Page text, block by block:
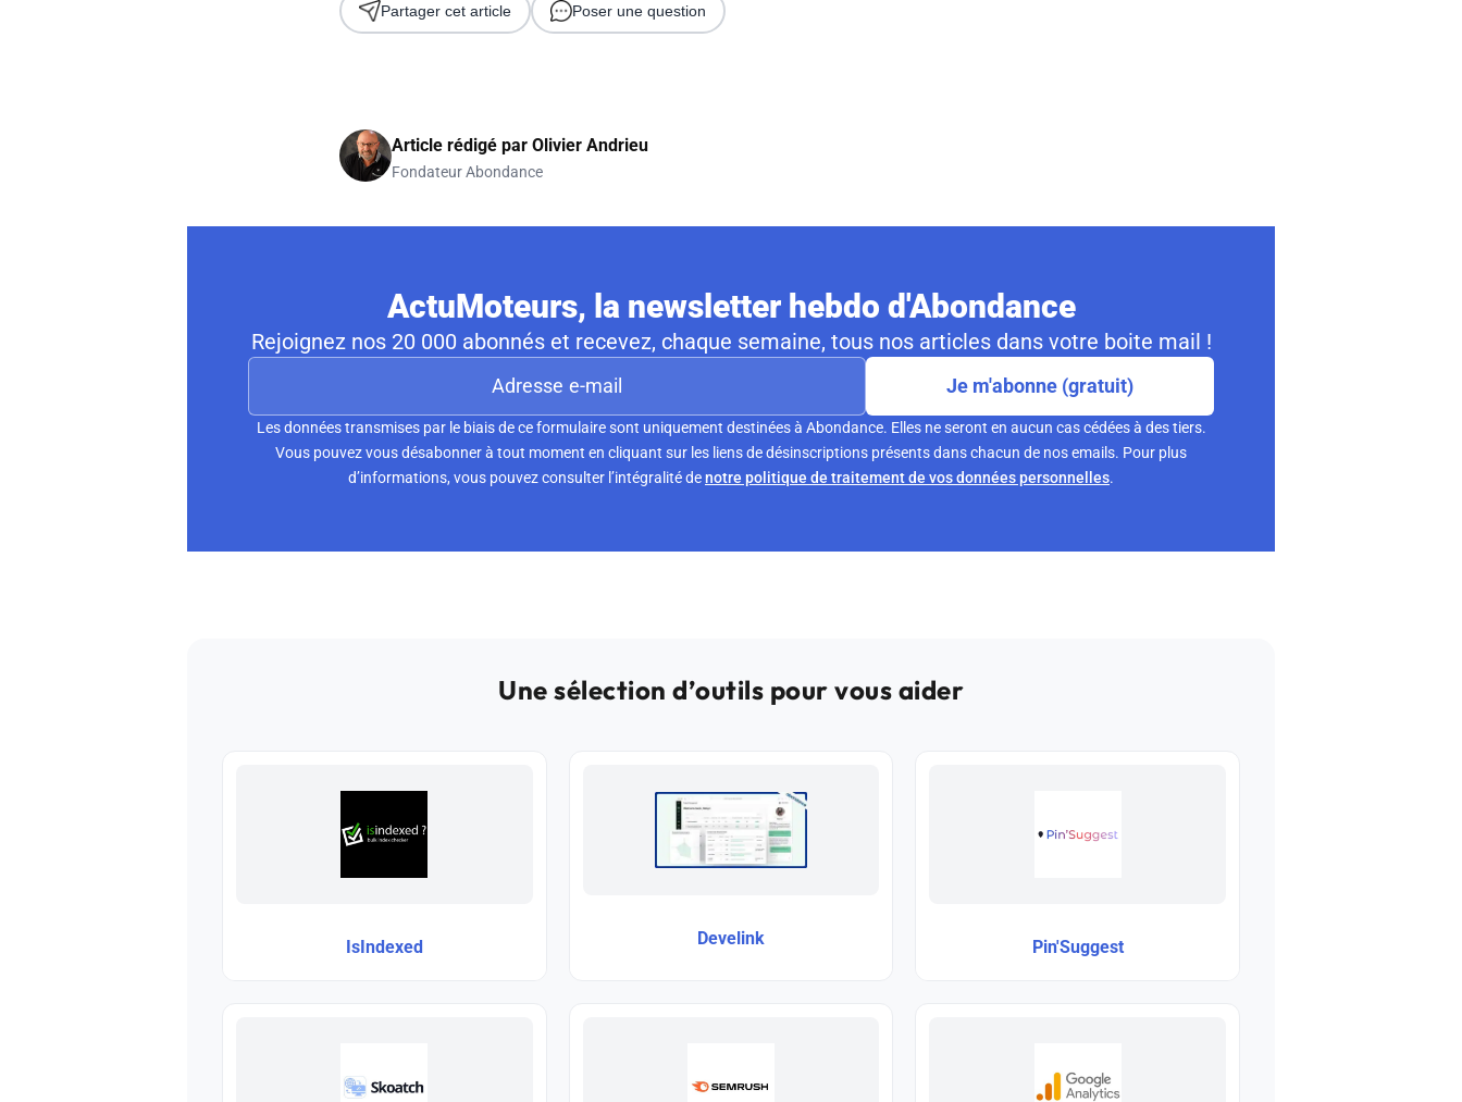
Partager cet article Poser une question
Article rédigé par Olivier Andrieu
Fondateur Abondance
ActuMoteurs, la newsletter hebdo d'Abondance
Rejoignez nos 20 000 abonnés et recevez, chaque semaine, tous nos articles dans votre boite mail !
Je m'abonne (gratuit)
Les données transmises par le biais de ce formulaire sont uniquement destinées à Abondance. Elles ne seront en aucun cas cédées à des tiers.
Vous pouvez vous désabonner à tout moment en cliquant sur les liens de désinscriptions présents dans chacun de nos emails. Pour plus
d’informations, vous pouvez consulter l’intégralité denotre politique de traitement de vos données personnelles.
Une sélection d’outils pour vous aider
IsIndexed Develink Pin'Suggest